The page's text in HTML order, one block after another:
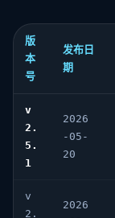
版
本
号
发布日
期
v
2.
5.
1
2026
-05-
20
v
2.
2026